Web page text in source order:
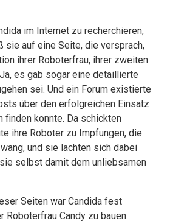
im Internet zu recherchieren,
sie auf eine Seite, die versprach,
ihrer Roboterfrau, ihrer zweiten
es gab sogar eine detaillierte
sei. Und ein Forum existierte
über den erfolgreichen Einsatz
finden konnte. Da schickten
ihre Roboter zu Impfungen, die
und sie lachten sich dabei
selbst damit dem unliebsamen
Seiten war Candida fest
Roboterfrau Candy zu bauen.